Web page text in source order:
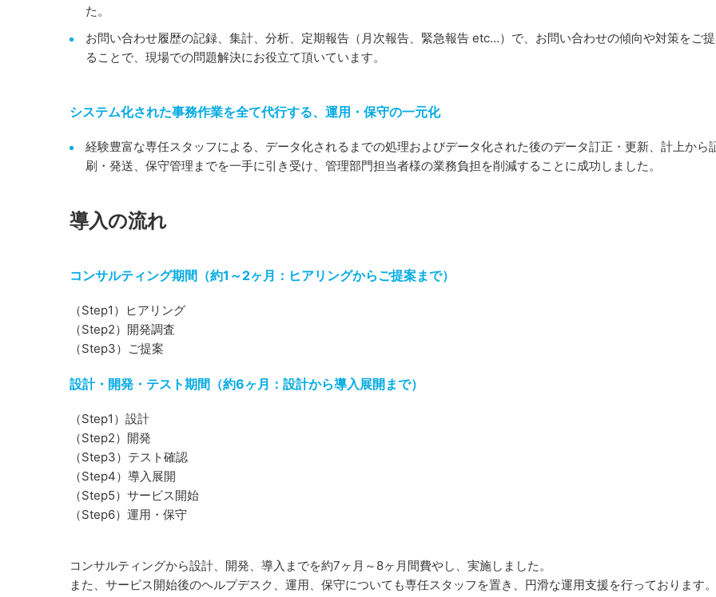
た。
お問い合わせ履歴の記録、集計、分析、定期報告（月次報告、緊急報告 etc…）で、お問い合わせの傾向や対策をご
ることで、現場での問題解決にお役立て頂いています。
システム化された事務作業を全て代行する、運用・保守の一元化
経験豊富な専任スタッフによる、データ化されるまでの処理およびデータ化された後のデータ訂正・更新、計上から
刷・発送、保守管理までを一手に引き受け、管理部門担当者様の業務負担を削減することに成功しました。
導入の流れ
コンサルティング期間（約1～2ヶ月：ヒアリングからご提案まで）
（Step1）ヒアリング
（Step2）開発調査
（Step3）ご提案
設計・開発・テスト期間（約6ヶ月：設計から導入展開まで）
（Step1）設計
（Step2）開発
（Step3）テスト確認
（Step4）導入展開
（Step5）サービス開始
（Step6）運用・保守
コンサルティングから設計、開発、導入までを約7ヶ月～8ヶ月間費やし、実施しました。
また、サービス開始後のヘルプデスク、運用、保守についても専任スタッフを置き、円滑な運用支援を行っております。